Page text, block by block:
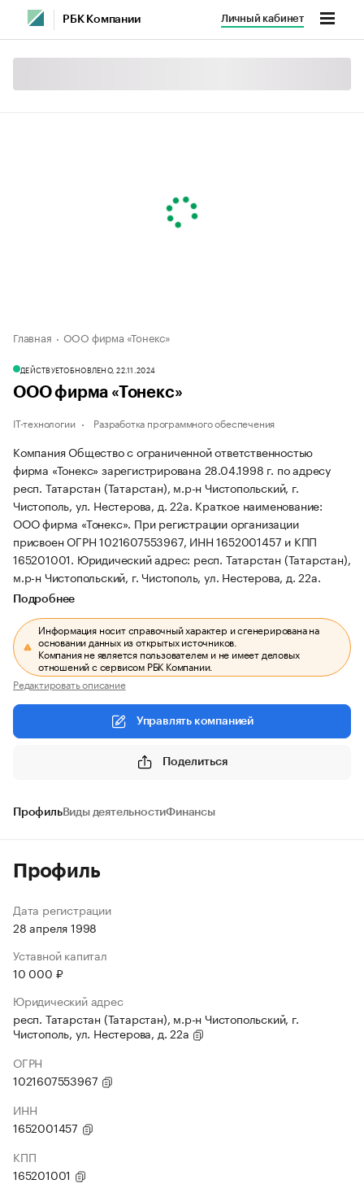
РБК Компании Личный кабинет
Главная ООО фирма «Тонекс»
ДЕЙСТВУЕТОБНОВЛЕНО, 22.11.2024
ООО фирма «Тонекс»
IT-технологии Разработка программного обеспечения
Компания Общество с ограниченной ответственностью
фирма «Тонекс» зарегистрирована 28.04.1998 г. по адресу
респ. Татарстан (Татарстан), м.р-н Чистопольский, г.
Чистополь, ул. Нестерова, д. 22а. Краткое наименование:
ООО фирма «Тонекс». При регистрации организации
присвоен ОГРН 1021607553967, ИНН 1652001457 и КПП
165201001. Юридический адрес: респ. Татарстан (Татарстан),
м.р-н Чистопольский, г. Чистополь, ул. Нестерова, д. 22а.
Подробнее
Информация носит справочный характер и сгенерирована на
основании данных из открытых источников.
Компания не является пользователем и не имеет деловых
отношений с сервисом РБК Компании.
Редактировать описание
Управлять компанией
Поделиться
ПрофильВиды деятельностиФинансы
Профиль
Дата регистрации
28 апреля 1998
Уставной капитал
10 000 ₽
Юридический адрес
респ. Татарстан (Татарстан), м.р-н Чистопольский, г.
Чистополь, ул. Нестерова, д. 22а
ОГРН
1021607553967
ИНН
1652001457
КПП
165201001